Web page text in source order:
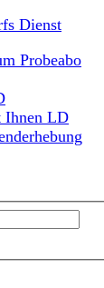
Probeabo
Ihnen LD